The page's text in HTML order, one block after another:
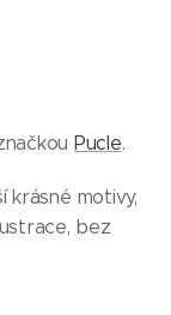
Pucle.
krásné motivy,
bez